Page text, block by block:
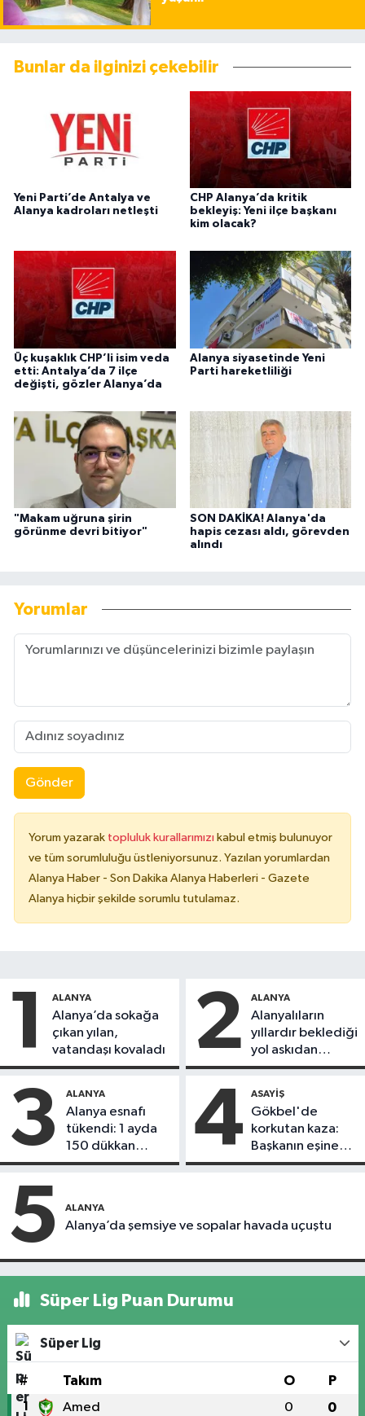
Bunlar da ilginizi çekebilir
Yeni Parti’de Antalya ve
Alanya kadroları netleşti
CHP Alanya’da kritik
bekleyiş: Yeni ilçe başkanı
kim olacak?
Üç kuşaklık CHP’li isim veda
etti: Antalya’da 7 ilçe
değişti, gözler Alanya’da
Alanya siyasetinde Yeni
Parti hareketliliği
"Makam uğruna şirin
görünme devri bitiyor"
SON DAKİKA! Alanya'da
hapis cezası aldı, görevden
alındı
Yorumlar
Gönder
Yorum yazarak topluluk kurallarımızı kabul etmiş bulunuyor
ve tüm sorumluluğu üstleniyorsunuz. Yazılan yorumlardan
Alanya Haber - Son Dakika Alanya Haberleri - Gazete
Alanya hiçbir şekilde sorumlu tutulamaz.
1 ALANYA
Alanya’da sokağa
çıkan yılan,
vatandaşı kovaladı
2 ALANYA
Alanyalıların
yıllardır beklediği
yol askıdan
döndü
3 ALANYA
Alanya esnafı
tükendi: 1 ayda
150 dükkan
kapandı
4 ASAYIŞ
Gökbel'de
korkutan kaza:
Başkanın eşine
motosiklet çarptı
5 ALANYA
Alanya’da şemsiye ve sopalar havada uçuştu
Süper Lig Puan Durumu
Süper Lig
# Takım O P
1 Amed 0 0